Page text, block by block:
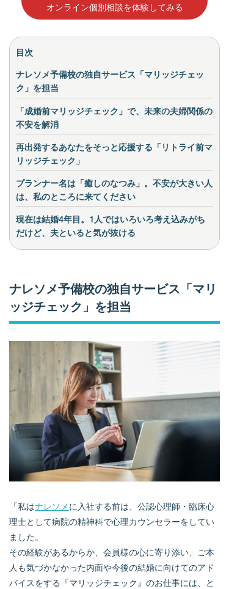
オンライン個別相談を体験してみる
目次
ナレソメ予備校の独自サービス「マリッジチェッ
ク」を担当
「成婚前マリッジチェック」で、未来の夫婦関係の
不安を解消
再出発するあなたをそっと応援する「リトライ前マ
リッジチェック」
プランナー名は「癒しのなつみ」。不安が大きい人
は、私のところに来てください
現在は結婚4年目。1人ではいろいろ考え込みがち
だけど、夫といると気が抜ける
ナレソメ予備校の独自サービス「マリ
ッジチェック」を担当
「私はナレソメに入社する前は、公認心理師・臨床心
理士として病院の精神科で心理カウンセラーをしてい
ました。
その経験があるからか、会員様の心に寄り添い、ご本
人も気づかなかった内面や今後の結婚に向けてのアド
バイスをする『マリッジチェック』のお仕事には、と